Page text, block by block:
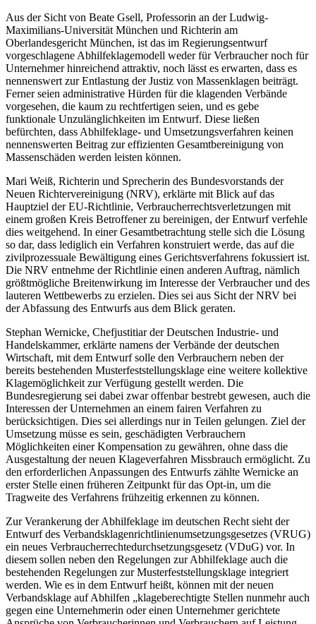
Aus der Sicht von Beate Gsell, Professorin an der Ludwig-
Maximilians-Universität München und Richterin am
Oberlandesgericht München, ist das im Regierungsentwurf
vorgeschlagene Abhilfeklagemodell weder für Verbraucher noch für
Unternehmer hinreichend attraktiv, noch lässt es erwarten, dass es
nennenswert zur Entlastung der Justiz von Massenklagen beiträgt.
Ferner seien administrative Hürden für die klagenden Verbände
vorgesehen, die kaum zu rechtfertigen seien, und es gebe
funktionale Unzulänglichkeiten im Entwurf. Diese ließen
befürchten, dass Abhilfeklage- und Umsetzungsverfahren keinen
nennenswerten Beitrag zur effizienten Gesamtbereinigung von
Massenschäden werden leisten können.
Mari Weiß, Richterin und Sprecherin des Bundesvorstands der
Neuen Richtervereinigung (NRV), erklärte mit Blick auf das
Hauptziel der EU-Richtlinie, Verbraucherrechtsverletzungen mit
einem großen Kreis Betroffener zu bereinigen, der Entwurf verfehle
dies weitgehend. In einer Gesamtbetrachtung stelle sich die Lösung
so dar, dass lediglich ein Verfahren konstruiert werde, das auf die
zivilprozessuale Bewältigung eines Gerichtsverfahrens fokussiert ist.
Die NRV entnehme der Richtlinie einen anderen Auftrag, nämlich
größtmögliche Breitenwirkung im Interesse der Verbraucher und des
lauteren Wettbewerbs zu erzielen. Dies sei aus Sicht der NRV bei
der Abfassung des Entwurfs aus dem Blick geraten.
Stephan Wernicke, Chefjustitiar der Deutschen Industrie- und
Handelskammer, erklärte namens der Verbände der deutschen
Wirtschaft, mit dem Entwurf solle den Verbrauchern neben der
bereits bestehenden Musterfeststellungsklage eine weitere kollektive
Klagemöglichkeit zur Verfügung gestellt werden. Die
Bundesregierung sei dabei zwar offenbar bestrebt gewesen, auch die
Interessen der Unternehmen an einem fairen Verfahren zu
berücksichtigen. Dies sei allerdings nur in Teilen gelungen. Ziel der
Umsetzung müsse es sein, geschädigten Verbrauchern
Möglichkeiten einer Kompensation zu gewähren, ohne dass die
Ausgestaltung der neuen Klageverfahren Missbrauch ermöglicht. Zu
den erforderlichen Anpassungen des Entwurfs zählte Wernicke an
erster Stelle einen früheren Zeitpunkt für das Opt-in, um die
Tragweite des Verfahrens frühzeitig erkennen zu können.
Zur Verankerung der Abhilfeklage im deutschen Recht sieht der
Entwurf des Verbandsklagenrichtlinienumsetzungsgesetzes (VRUG)
ein neues Verbraucherrechtedurchsetzungsgesetz (VDuG) vor. In
diesem sollen neben den Regelungen zur Abhilfeklage auch die
bestehenden Regelungen zur Musterfeststellungsklage integriert
werden. Wie es in dem Entwurf heißt, können mit der neuen
Verbandsklage auf Abhilfen „klageberechtigte Stellen nunmehr auch
gegen eine Unternehmerin oder einen Unternehmer gerichtete